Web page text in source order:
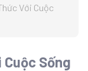
Với Cuộc
Sống